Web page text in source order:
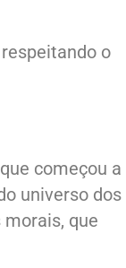
o
começou a
universo dos
que